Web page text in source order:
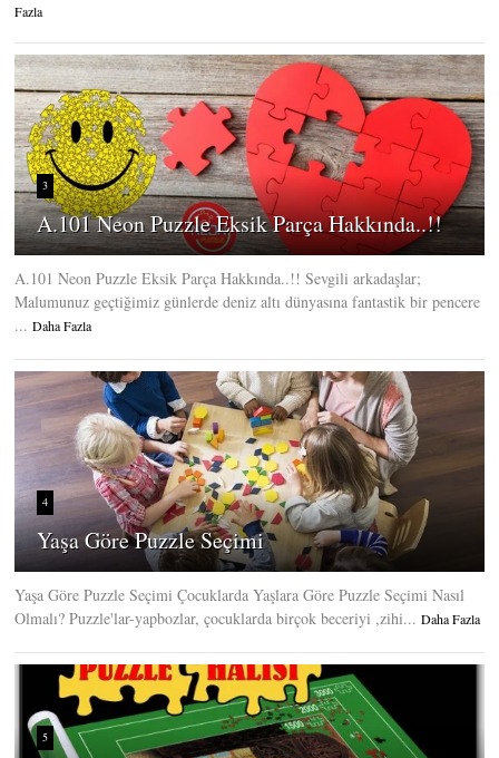
Fazla
3
A.101 Neon Puzzle Eksik Parça Hakkında..!!
A.101 Neon Puzzle Eksik Parça Hakkında..!! Sevgili arkadaşlar;
Malumunuz geçtiğimiz günlerde deniz altı dünyasına fantastik bir pencere
... Daha Fazla
4
Yaşa Göre Puzzle Seçimi
Yaşa Göre Puzzle Seçimi Çocuklarda Yaşlara Göre Puzzle Seçimi Nasıl
Olmalı? Puzzle'lar-yapbozlar, çocuklarda birçok beceriyi ,zihi... Daha Fazla
5